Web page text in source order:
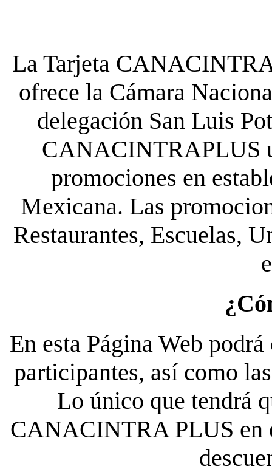
La Tarjeta
ofrece la Cámara
delegación San Luis
CANACINTRAPLUS
promociones en
Mexicana. Las
Restaurantes, Escuelas,
En esta Página Web
participantes, así como
Lo único que tendrá
CANACINTRA PLUS en